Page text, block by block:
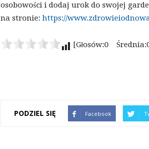
osobowości i dodaj urok do swojej
na stronie: https://
[Głosów:0
PODZIEL SIĘ Facebook